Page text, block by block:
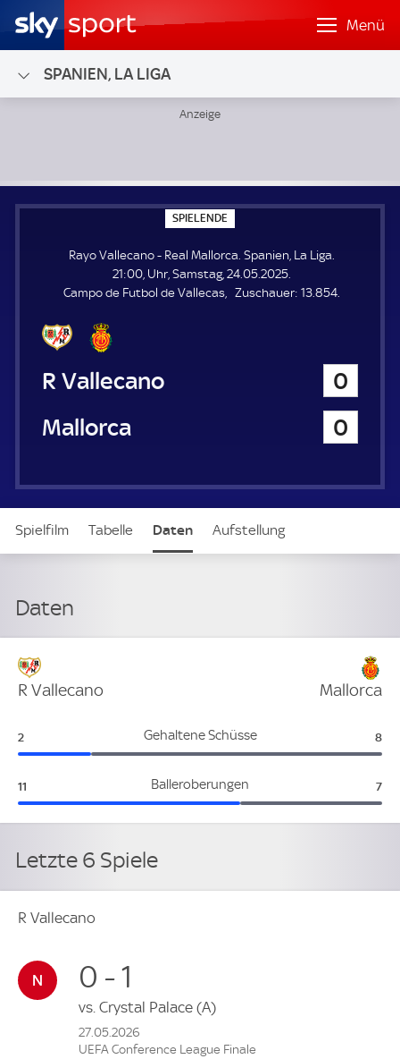
Menü
SPANIEN, LA LIGA
SPIELENDE
P
E
L
E
Rayo Vallecano - Real Mallorca. Spanien, La Liga.
21:00, Uhr, Samstag, 24.05.2025.
Campo de Futbol de Vallecas
Zuschauer: Z
13.854.
Rayo Vallecano
0
Real Mallorca
0
Spielfilm Tabelle Daten Aufstellung
Daten
R Vallecano Mallorca
Gehaltene Schüsse
R Vallecano:
2 8
Balleroberungen
R Vallecano:
11 7
Letzte 6 Spiele
R Vallecano
0 - 1
vs. Crystal Palace (A)
27.05.2026
UEFA Conference League Finale